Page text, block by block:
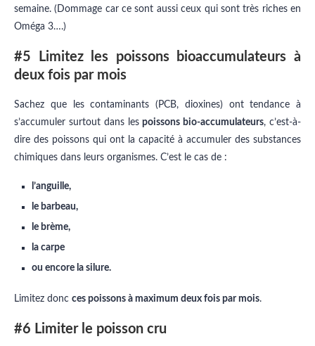
semaine. (Dommage car ce sont aussi ceux qui sont très riches en
Oméga 3….)
#5 Limitez les poissons bioaccumulateurs à
deux fois par mois
Sachez que les contaminants (PCB, dioxines) ont tendance à
s’accumuler surtout dans lespoissons bio-accumulateurs, c’est-à-
dire des poissons qui ont la capacité à accumuler des substances
chimiques dans leurs organismes. C’est le cas de :
l’anguille,
le barbeau,
le brème,
la carpe
ou encore la silure.
Limitez donc ces poissons à maximum deux fois par mois.
#6 Limiter le poisson cru